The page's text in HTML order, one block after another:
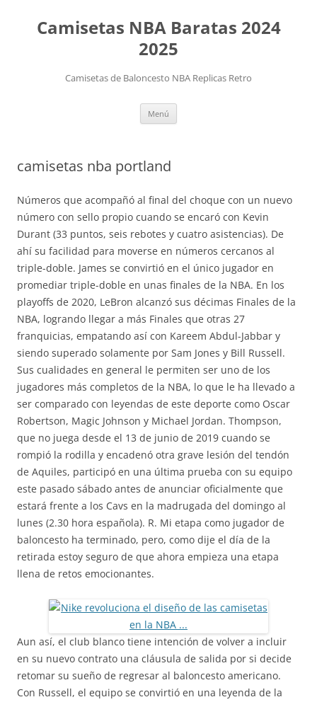
Camisetas NBA Baratas 2024
2025
Camisetas de Baloncesto NBA Replicas Retro
Menú
camisetas nba portland
Números que acompañó al final del choque con un nuevo
número con sello propio cuando se encaró con Kevin
Durant (33 puntos, seis rebotes y cuatro asistencias). De
ahí su facilidad para moverse en números cercanos al
triple-doble. James se convirtió en el único jugador en
promediar triple-doble en unas finales de la NBA. En los
playoffs de 2020, LeBron alcanzó sus décimas Finales de la
NBA, logrando llegar a más Finales que otras 27
franquicias, empatando así con Kareem Abdul-Jabbar y
siendo superado solamente por Sam Jones y Bill Russell.
Sus cualidades en general le permiten ser uno de los
jugadores más completos de la NBA, lo que le ha llevado a
ser comparado con leyendas de este deporte como Oscar
Robertson, Magic Johnson y Michael Jordan. Thompson,
que no juega desde el 13 de junio de 2019 cuando se
rompió la rodilla y encadenó otra grave lesión del tendón
de Aquiles, participó en una última prueba con su equipo
este pasado sábado antes de anunciar oficialmente que
estará frente a los Cavs en la madrugada del domingo al
lunes (2.30 hora española). R. Mi etapa como jugador de
baloncesto ha terminado, pero, como dije el día de la
retirada estoy seguro de que ahora empieza una etapa
llena de retos emocionantes.
Aun así, el club blanco tiene intención de volver a incluir
en su nuevo contrato una cláusula de salida por si decide
retomar su sueño de regresar al baloncesto americano.
Con Russell, el equipo se convirtió en una leyenda de la